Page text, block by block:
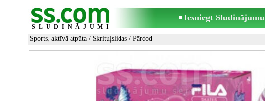
SLUDINĀJUMI
Iesniegt Sludinājumu
Sports, aktīvā atpūta / Skrituļslidas / Pārdod